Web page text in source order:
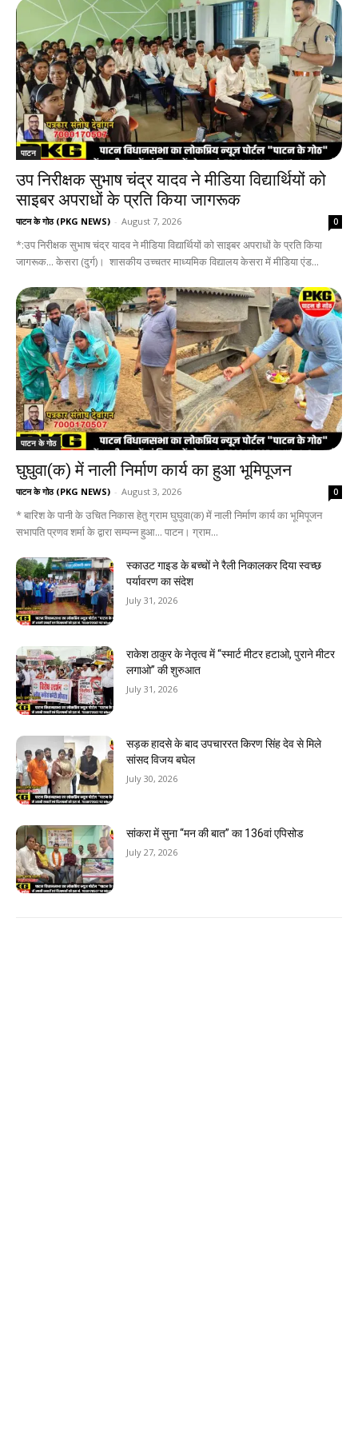
पाटन
उप निरीक्षक सुभाष चंद्र यादव ने मीडिया विद्यार्थियों को
साइबर अपराधों के प्रति किया जागरूक
पाटन के गोठ (PKG NEWS) - August 7, 2026 0
*:उप निरीक्षक सुभाष चंद्र यादव ने मीडिया विद्यार्थियों को साइबर अपराधों के प्रति किया
जागरूक... केसरा (दुर्ग)। शासकीय उच्चतर माध्यमिक विद्यालय केसरा में मीडिया एंड...
पाटन के गोठ
घुघुवा(क) में नाली निर्माण कार्य का हुआ भूमिपूजन
पाटन के गोठ (PKG NEWS) - August 3, 2026 0
* बारिश के पानी के उचित निकास हेतु ग्राम घुघुवा(क) में नाली निर्माण कार्य का भूमिपूजन
सभापति प्रणव शर्मा के द्वारा सम्पन्न हुआ... पाटन। ग्राम...
स्काउट गाइड के बच्चों ने रैली निकालकर दिया स्वच्छ
पर्यावरण का संदेश
July 31, 2026
राकेश ठाकुर के नेतृत्व में “स्मार्ट मीटर हटाओ, पुराने मीटर
लगाओ” की शुरुआत
July 31, 2026
सड़क हादसे के बाद उपचाररत किरण सिंह देव से मिले
सांसद विजय बघेल
July 30, 2026
सांकरा में सुना “मन की बात” का 136वां एपिसोड
July 27, 2026